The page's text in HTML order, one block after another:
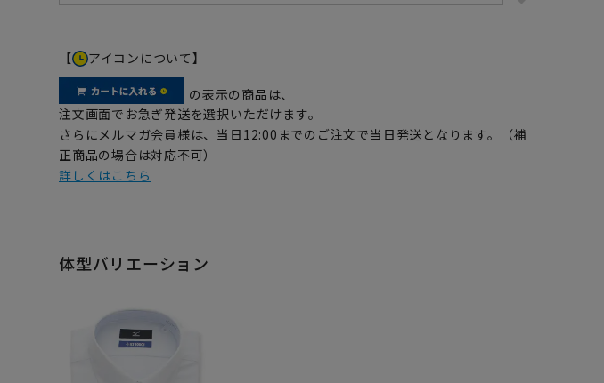
【 アイコンについて】
の表示の商品は、
注文画面でお急ぎ発送を選択いただけます。
さらにメルマガ会員様は、当日12:00までのご注文で当日発送となります。（補
正商品の場合は対応不可）
詳しくはこちら
体型バリエーション